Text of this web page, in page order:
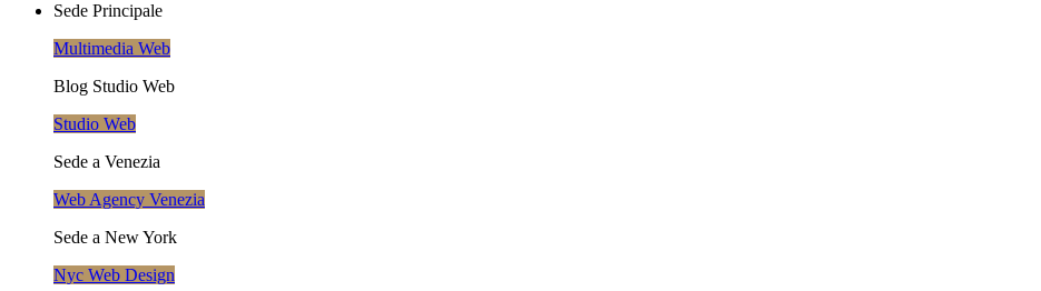
Sede Principale
Multimedia Web
Blog Studio Web
Studio Web
Sede a Venezia
Web Agency Venezia
Sede a New York
Nyc Web Design